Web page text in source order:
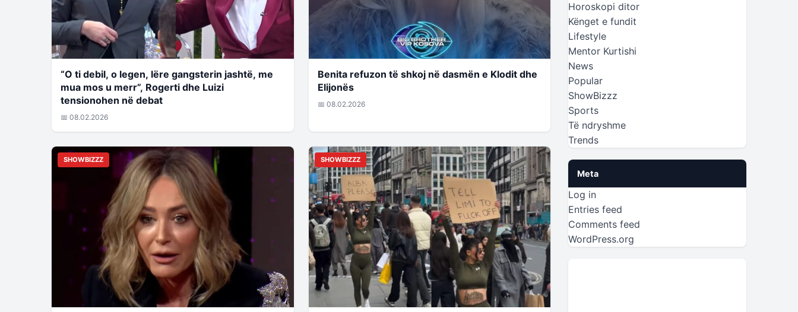
“O ti debil, o legen, lëre gangsterin jashtë, me
mua mos u merr”, Rogerti dhe Luizi
tensionohen në debat
📅 08.02.2026
Benita refuzon të shkoj në dasmën e Klodit dhe
Elijonës
📅 08.02.2026
SHOWBIZZZ SHOWBIZZZ
Horoskopi ditor
Kënget e fundit
Lifestyle
Mentor Kurtishi
News
Popular
ShowBizzz
Sports
Të ndryshme
Trends
Meta
Log in
Entries feed
Comments feed
WordPress.org